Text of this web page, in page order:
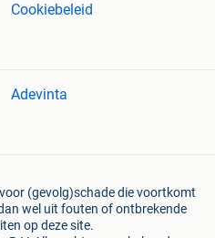
Cookiebeleid
Adevinta
(gevolg)schade die voortkomt
wel uit fouten of ontbrekende
op deze site.